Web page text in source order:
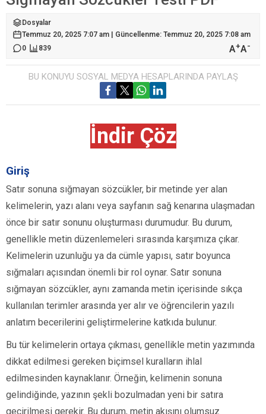
Dosyalar
Temmuz 20, 2025 7:07 am | Güncellenme: Temmuz 20, 2025 7:08 am
0
839 A+A-
BU KONUYU SOSYAL MEDYA HESAPLARINDA PAYLAŞ
İndir Çöz
Giriş
Satır sonuna sığmayan sözcükler, bir metinde yer alan
kelimelerin, yazı alanı veya sayfanın sağ kenarına ulaşmadan
önce bir satır sonunu oluşturması durumudur. Bu durum,
genellikle metin düzenlemeleri sırasında karşımıza çıkar.
Kelimelerin uzunluğu ya da cümle yapısı, satır boyunca
sığmaları açısından önemli bir rol oynar. Satır sonuna
sığmayan sözcükler, aynı zamanda metin içerisinde sıkça
kullanılan terimler arasında yer alır ve öğrencilerin yazılı
anlatım becerilerini geliştirmelerine katkıda bulunur.
Bu tür kelimelerin ortaya çıkması, genellikle metin yazımında
dikkat edilmesi gereken biçimsel kuralların ihlal
edilmesinden kaynaklanır. Örneğin, kelimenin sonuna
gelindiğinde, yazının şekli bozulmadan yeni bir satıra
geçirilmesi gerekir. Bu durum, metin akışını olumsuz